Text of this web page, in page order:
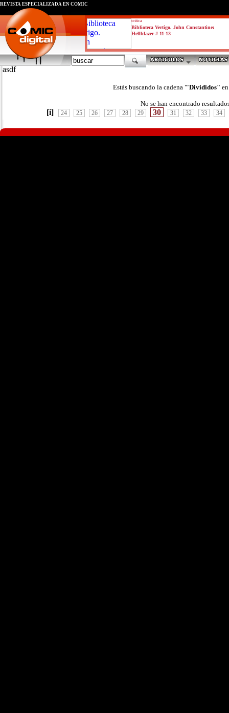
critica
Biblioteca Vertigo. John Constantine:
Hellblazer # 11-13
REVISTA ESPECIALIZADA EN CÓMIC
asdf
Estás buscando la cadena "'Divididos"
No se han encontrado
[i] 24 25 26 27 28 29 30 31 32 33 34